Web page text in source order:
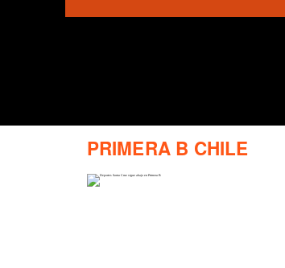
PRIMERA B CHILE